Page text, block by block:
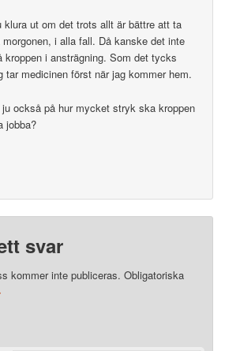
klura ut om det trots allt är bättre att ta
morgonen, i alla fall. Då kanske det inte
kroppen i ansträgning. Som det tycks
tar medicinen först när jag kommer hem.
ju också på hur mycket stryk ska kroppen
jobba?
svar
kommer inte publiceras. Obligatoriska